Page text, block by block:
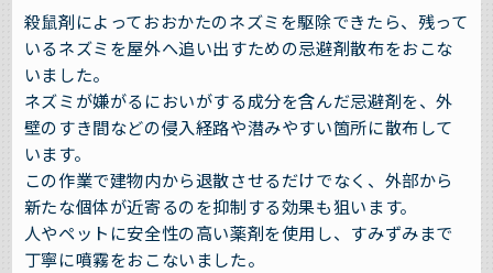
殺鼠剤によっておおかたのネズミを駆除できたら、残って
いるネズミを屋外へ追い出すための忌避剤散布をおこな
いました。
ネズミが嫌がるにおいがする成分を含んだ忌避剤を、外
壁のすき間などの侵入経路や潜みやすい箇所に散布して
います。
この作業で建物内から退散させるだけでなく、外部から
新たな個体が近寄るのを抑制する効果も狙います。
人やペットに安全性の高い薬剤を使用し、すみずみまで
丁寧に噴霧をおこないました。